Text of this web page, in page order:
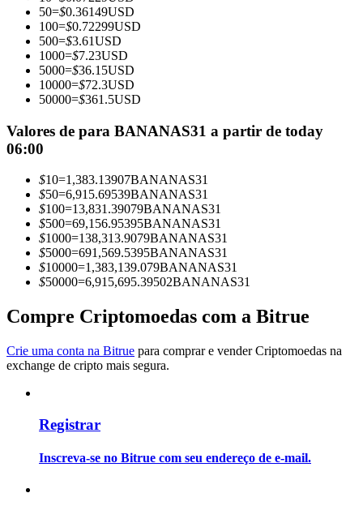
Torne-se um Trader de Cópias
Desfrute da partilha de lucros e comissões de copy trading
Informação
Análise de big data, incluindo informações comerciais, etc.
Guia
50=$0.36149USD
100=$0.72299USD
500=$3.61USD
1000=$7.23USD
5000=$36.15USD
10000=$72.3USD
50000=$361.5USD
Valores de para BANANAS31 a partir de today
06:00
$10=1,383.13907BANANAS31
$50=6,915.69539BANANAS31
$100=13,831.39079BANANAS31
$500=69,156.95395BANANAS31
$1000=138,313.9079BANANAS31
$5000=691,569.5395BANANAS31
$10000=1,383,139.079BANANAS31
$50000=6,915,695.39502BANANAS31
Compre Criptomoedas com a Bitrue
Crie uma conta na Bitrue para comprar e vender Criptomoedas na
exchange de cripto mais segura.
Registrar
Inscreva-se no Bitrue com seu endereço de e-mail.